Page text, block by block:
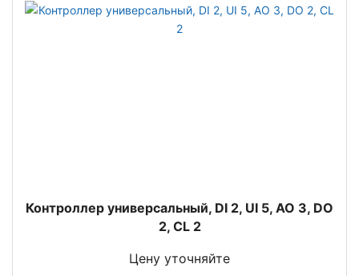
Контроллер универсальный, DI 2, UI 5, AO 3, DO
2, CL 2
Цену уточняйте